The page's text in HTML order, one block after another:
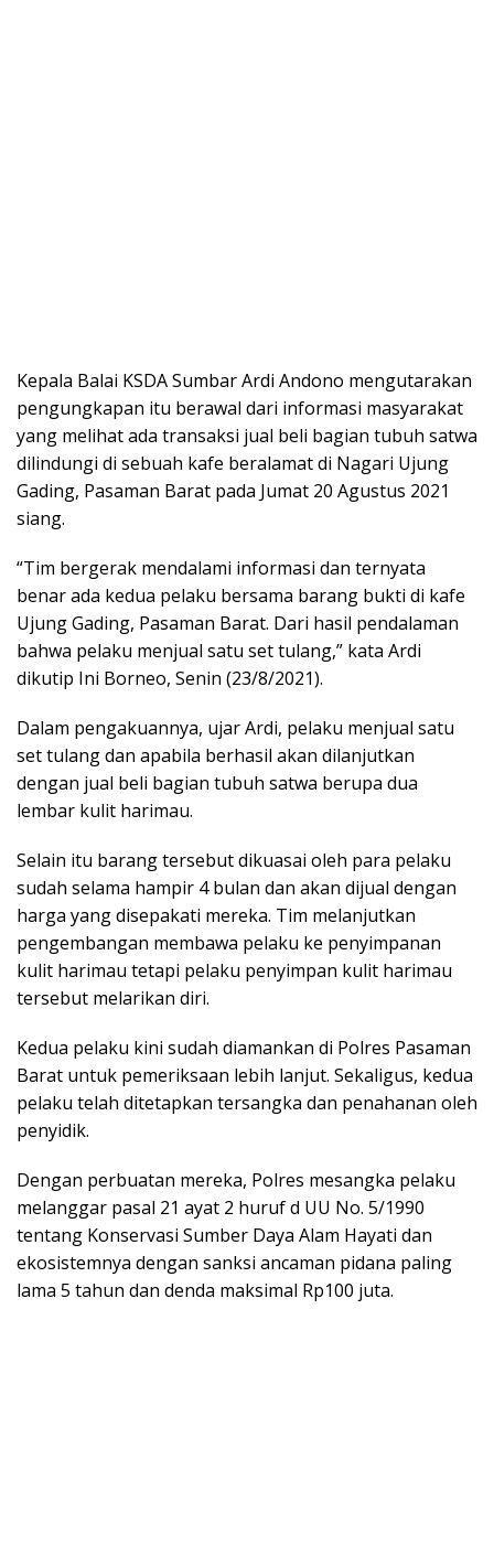
Kepala Balai KSDA Sumbar Ardi Andono mengutarakan
pengungkapan itu berawal dari informasi masyarakat
yang melihat ada transaksi jual beli bagian tubuh satwa
dilindungi di sebuah kafe beralamat di Nagari Ujung
Gading, Pasaman Barat pada Jumat 20 Agustus 2021
siang.
“Tim bergerak mendalami informasi dan ternyata
benar ada kedua pelaku bersama barang bukti di kafe
Ujung Gading, Pasaman Barat. Dari hasil pendalaman
bahwa pelaku menjual satu set tulang,” kata Ardi
dikutip Ini Borneo, Senin (23/8/2021).
Dalam pengakuannya, ujar Ardi, pelaku menjual satu
set tulang dan apabila berhasil akan dilanjutkan
dengan jual beli bagian tubuh satwa berupa dua
lembar kulit harimau.
Selain itu barang tersebut dikuasai oleh para pelaku
sudah selama hampir 4 bulan dan akan dijual dengan
harga yang disepakati mereka. Tim melanjutkan
pengembangan membawa pelaku ke penyimpanan
kulit harimau tetapi pelaku penyimpan kulit harimau
tersebut melarikan diri.
Kedua pelaku kini sudah diamankan di Polres Pasaman
Barat untuk pemeriksaan lebih lanjut. Sekaligus, kedua
pelaku telah ditetapkan tersangka dan penahanan oleh
penyidik.
Dengan perbuatan mereka, Polres mesangka pelaku
melanggar pasal 21 ayat 2 huruf d UU No. 5/1990
tentang Konservasi Sumber Daya Alam Hayati dan
ekosistemnya dengan sanksi ancaman pidana paling
lama 5 tahun dan denda maksimal Rp100 juta.